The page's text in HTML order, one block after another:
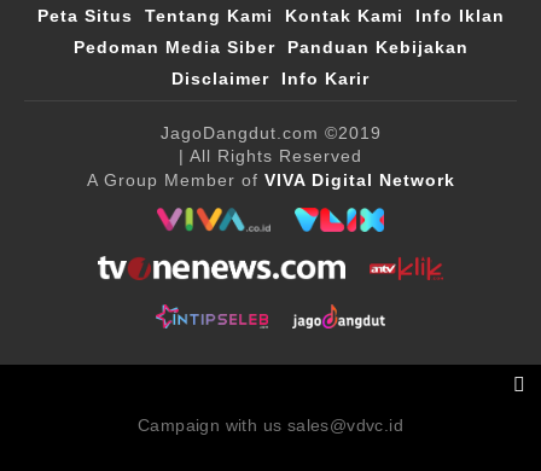
Peta Situs Tentang Kami Kontak Kami
Info Iklan
Pedoman Media Siber
Panduan Kebijakan
Disclaimer
Info Karir
JagoDangdut.com ©2019
| All Rights Reserved
A Group Member of VIVA Digital Network
